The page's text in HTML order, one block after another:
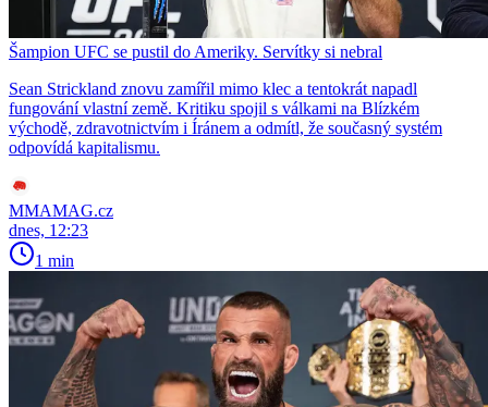
Šampion UFC se pustil do Ameriky. Servítky si nebral
Sean Strickland znovu zamířil mimo klec a tentokrát napadl
fungování vlastní země. Kritiku spojil s válkami na Blízkém
východě, zdravotnictvím i Íránem a odmítl, že současný systém
odpovídá kapitalismu.
MMAMAG.cz
dnes, 12:23
1 min